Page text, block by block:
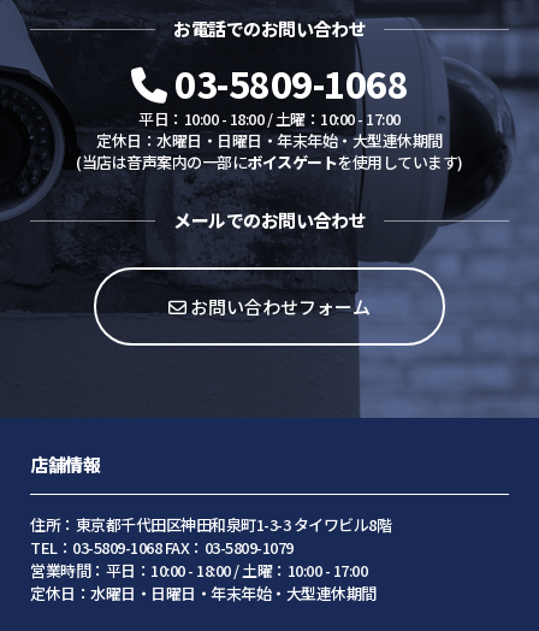
お電話でのお問い合わせ
03-5809-1068
平日：10:00 - 18:00 / 土曜：10:00 - 17:00
定休日：水曜日・日曜日・年末年始・大型連休期間
(当店は音声案内の一部にボイスゲートを使用しています)
メールでのお問い合わせ
お問い合わせフォーム
店舗情報
住所：東京都千代田区神田和泉町1-3-3 タイワビル8階
TEL：03-5809-1068 FAX：03-5809-1079
営業時間：平日：10:00 - 18:00 / 土曜：10:00 - 17:00
定休日：水曜日・日曜日・年末年始・大型連休期間